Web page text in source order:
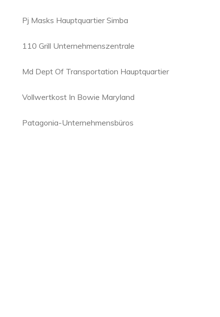
Pj Masks Hauptquartier Simba
110 Grill Unternehmenszentrale
Md Dept Of Transportation Hauptquartier
Vollwertkost In Bowie Maryland
Patagonia-Unternehmensbüros